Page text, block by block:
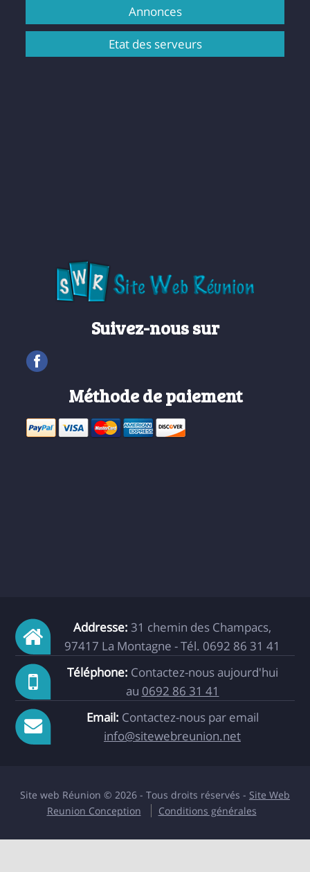
Annonces
Etat des serveurs
Suivez-nous sur
Méthode de paiement
Addresse: 31 chemin des Champacs,
97417 La Montagne - Tél. 0692 86 31 41
Téléphone: Contactez-nous aujourd'hui
au 0692 86 31 41
Email: Contactez-nous par email
info@sitewebreunion.net
Site web Réunion © 2026 - Tous droits réservés - Site Web
Reunion Conception
Conditions générales